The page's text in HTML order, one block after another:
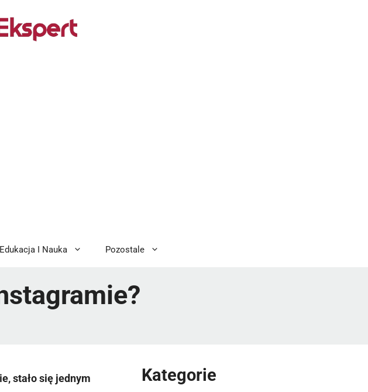
Edukacja I Nauka Pozostale
stało się jednym
Kategorie